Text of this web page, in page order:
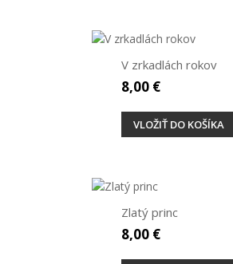
V zrkadlách rokov
8,00 €
VLOŽIŤ DO KOŠÍKA
Zlatý princ
8,00 €